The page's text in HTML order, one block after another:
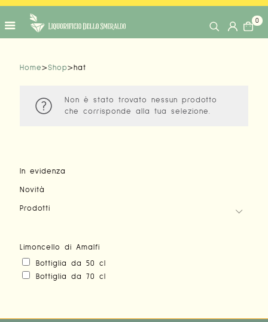
0
Home>Shop>hat
Non è stato trovato nessun prodotto
che corrisponde alla tua selezione.
In evidenza
Novità
Prodotti
Limoncello di Amalfi
Bottiglia da 50 cl
Bottiglia da 70 cl